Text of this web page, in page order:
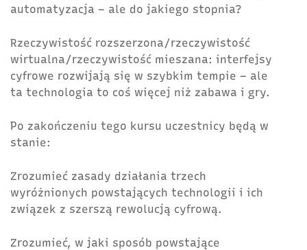
automatyzacja – ale do jakiego stopnia?
Rzeczywistość rozszerzona/rzeczywistość
wirtualna/rzeczywistość mieszana: interfejsy
cyfrowe rozwijają się w szybkim tempie – ale
ta technologia to coś więcej niż zabawa i gry.
Po zakończeniu tego kursu uczestnicy będą w
stanie:
Zrozumieć zasady działania trzech
wyróżnionych powstających technologii i ich
związek z szerszą rewolucją cyfrową.
Zrozumieć, w jaki sposób powstające